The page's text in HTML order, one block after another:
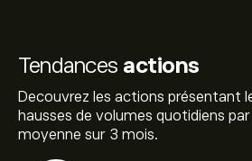
Tendances actions
Decouvrez les actions présentant
hausses de volumes quotidiens
moyenne sur 3 mois.